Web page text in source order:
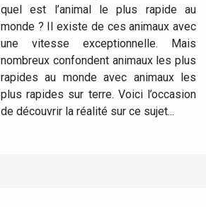
quel est l’animal le plus rapide au
monde ? Il existe de ces animaux avec
une vitesse exceptionnelle. Mais
nombreux confondent animaux les plus
rapides au monde avec animaux les
plus rapides sur terre. Voici l’occasion
de découvrir la réalité sur ce sujet...